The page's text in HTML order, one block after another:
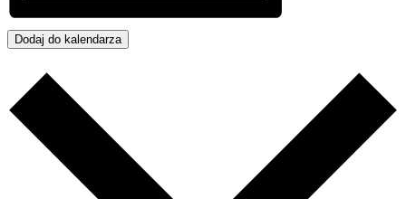
Dodaj do kalendarza